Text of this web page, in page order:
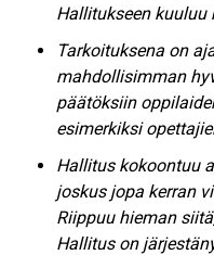
Hallitukseen kuuluu
Tarkoituksena on
mahdollisimman
päätöksiin
esimerkiksi
Hallitus kokoontuu
joskus jopa kerran
Riippuu hieman
Hallitus on